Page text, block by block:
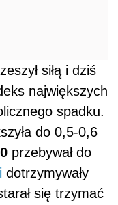
siłą i dziś
największych
spadku.
do 0,5-0,6
przebywał do
dotrzymywały
się trzymać